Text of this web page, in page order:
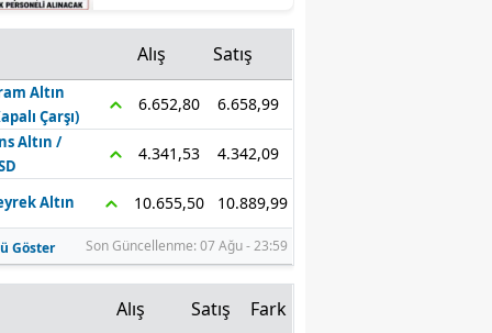
İstanbul
İzmir
Kastamonu
Kayseri
Kırşehir
Şoför, Güvenlik ve
Temizlik Personeli
Alınacak
Alış Satış
Altın
Çarşı)
6.652,80 6.658,99
Altın /
4.341,53 4.342,09
Altın 10.655,50 10.889,99
Göster Son Güncellenme: 07 Ağu - 23:59
Alış Satış Fark